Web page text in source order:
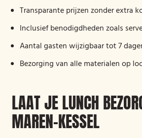
Transparante prijzen zonder extra
Inclusief benodigdheden zoals
Aantal gasten wijzigbaar tot 7
Bezorging van alle materialen op
LAAT JE LUNCH
MAREN-KESSEL